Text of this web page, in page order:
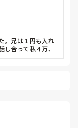
。兄は１円も入れ
合って私４万、